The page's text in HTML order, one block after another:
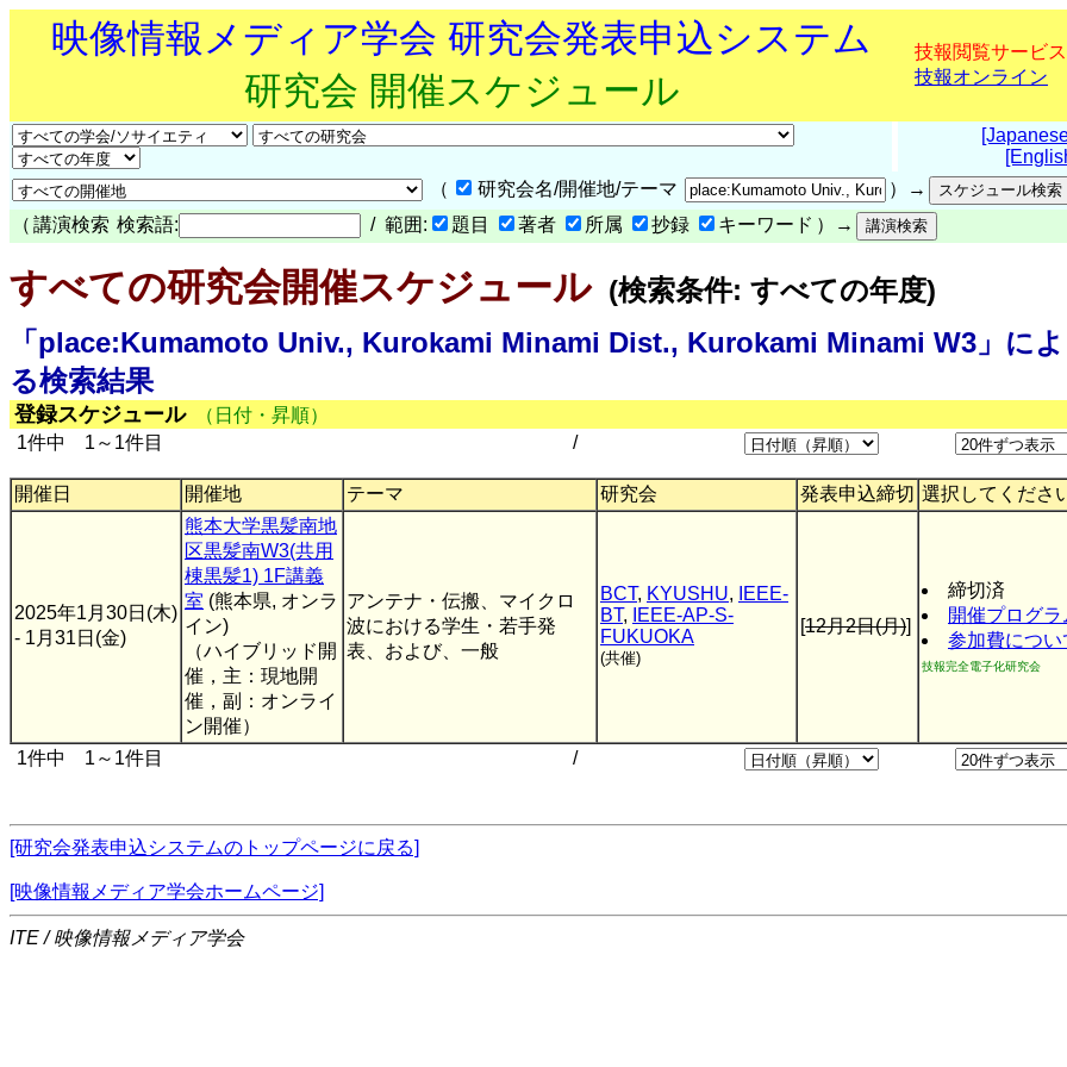
映像情報メディア学会 研究会発表申込システム
研究会 開催スケジュール
技報閲覧サービス
技報オンライン
（
研究会名/開催地/テーマ
）→
（ 講演検索 検索語: / 範囲: 題目 著者 所属 抄録 キーワード ）→
すべての研究会開催スケジュール(検索条件: すべての年度)
「place:Kumamoto Univ., Kurokami Minami Dist., Kurokami Minami W3」によ
る検索結果
登録スケジュール
（日付・昇順）
1件中 1～1件目
/
開催日 開催地 テーマ 研究会 発表申込締切 選択してくださ
2025年1月30日(木)
- 1月31日(金)
熊本大学黒髪南地
区黒髪南W3(共用
棟黒髪1) 1F講義
室 (熊本県, オンラ
イン)
（ハイブリッド開
催，主：現地開
催，副：オンライ
ン開催）
アンテナ・伝搬、マイクロ
波における学生・若手発
表、および、一般
BCT, KYUSHU,
IEEE-
BT,
IEEE-AP-S-
FUKUOKA
(共催)
[12月2日(月)]
締切済
開催プログラ
参加費につい
技報完全電子化研究会
1件中 1～1件目 /
[研究会発表申込システムのトップページに戻る]
[映像情報メディア学会ホームページ]
ITE / 映像情報メディア学会